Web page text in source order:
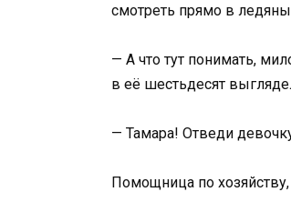
смотреть прямо в
— А что тут понимать,
в её шестьдесят
— Тамара! Отведи
Помощница по